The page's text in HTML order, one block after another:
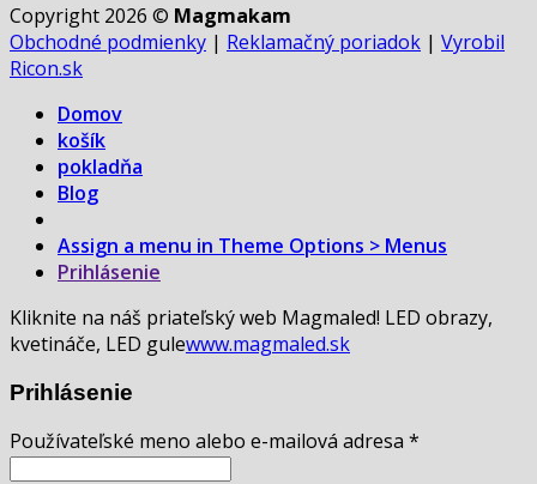
Copyright 2026 © Magmakam
Obchodné podmienky | Reklamačný poriadok | Vyrobil
Ricon.sk
Domov
košík
pokladňa
Blog
Assign a menu in Theme Options > Menus
Prihlásenie
Kliknite na náš priateľský web Magmaled! LED obrazy,
kvetináče, LED gulewww.magmaled.sk
Prihlásenie
Používateľské meno alebo e-mailová adresa *